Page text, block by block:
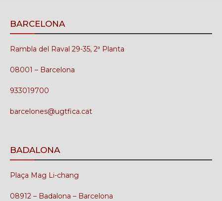
BARCELONA
Rambla del Raval 29-35, 2ª Planta
08001 – Barcelona
933019700
barcelones@ugtfica.cat
BADALONA
Plaça Mag Li-chang
08912 – Badalona – Barcelona